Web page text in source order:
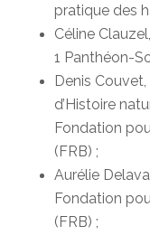
pratique des
Céline
1 Panthéon-
Denis
d’Histoire
Fondation
(FRB) ;
Aurélie
Fondation
(FRB) ;